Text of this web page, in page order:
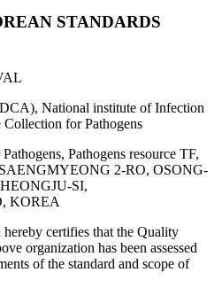
STANDARDS
National institute of Infection
for Pathogens
Pathogens resource TF,
2-RO, OSONG-
SI,
KOREA
certifies that the Quality
organization has been assessed
of the standard and scope of